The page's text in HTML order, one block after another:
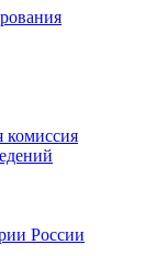
комиссия
России